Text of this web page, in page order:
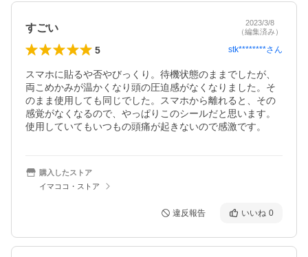
すごい
2023/3/8
（編集済み）
5 stk********さん
スマホに貼るや否やびっくり。待機状態のままでしたが、
両こめかみが温かくなり頭の圧迫感がなくなりました。そ
のまま使用しても同じでした。スマホから離れると、その
感覚がなくなるので、やっぱりこのシールだと思います。
使用していてもいつもの頭痛が起きないので感激です。
購入したストア
イマココ・ストア
違反報告 いいね 0